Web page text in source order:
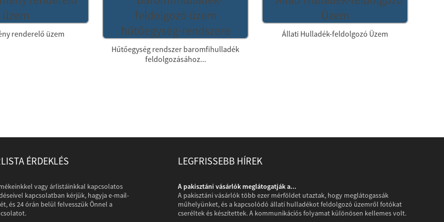
renderelő üzem
Hűtőegység rendszer baromfihulladék
feldolgozásához...
Állati Hulladék-feldolgozó Üzem
ÉRDEKLÉS
vagy árlistáinkkal kapcsolatos
kapcsolatban kérjük, hagyja e-mail-
és 24 órán belül felvesszük Önnel a
LEGFRISSEBB HÍREK
meglátogatják a...
több ezer mérföldet utaztak, hogy meglátogassák
kapcsolódó állati hulladékot feldolgozó üzemről fotókat
A kommunikációs folyamat különösen kellemes volt.
A pakisztáni vásárlók meglátogatják a...
A pakisztáni vásárlók több ezer mérföldet utaztak, hogy meglátogassák
műhelyünket, és a kapcsolódó állati hulladékot feldolgozó üzemről fotókat
cseréltek és készítettek. A kommunikációs folyamat különösen kellemes volt.